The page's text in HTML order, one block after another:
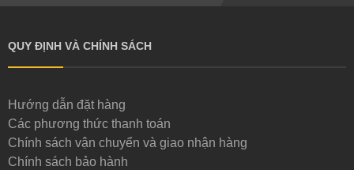
QUY ĐỊNH VÀ CHÍNH SÁCH
Hướng dẫn đặt hàng
Các phương thức thanh toán
Chính sách vận chuyển và giao nhận hàng
Chính sách bảo hành